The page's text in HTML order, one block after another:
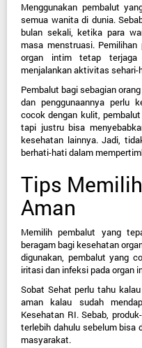
Menggunakan pembalut
semua wanita di dunia.
bulan sekali, ketika para
masa menstruasi.
organ intim tetap terjaga
menjalankan aktivitas sehari-
Pembalut bagi sebagian
dan penggunaannya perlu
cocok dengan kulit,
tapi justru bisa
kesehatan lainnya. Jadi,
berhati-hati dalam
Tips
Aman
Memilih pembalut yang
beragam bagi kesehatan
digunakan, pembalut yang
iritasi dan infeksi pada organ
Sobat Sehat perlu tahu
aman kalau sudah
Kesehatan RI. Sebab,
terlebih dahulu sebelum bisa
masyarakat.